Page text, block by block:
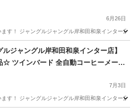
市 泉大津市 高石市 泉北郡熊取町
6月26日
ます！ ジャングルジャングル岸和田和泉インター
椅子 ジャングル
ルジャングル岸和田和泉インター店】
ツインバード 全自動コーヒーメーカ
調理家電 家電 和泉市 堺市 岸和田
高石市 泉北郡忠岡町
7月3日
す！ ジャングルジャングル岸和田和泉インター